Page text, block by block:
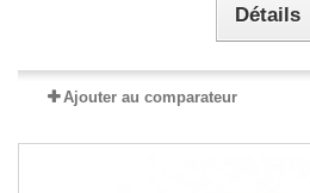
Détails
Ajouter au comparateur